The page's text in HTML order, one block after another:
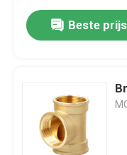
Beste prijs